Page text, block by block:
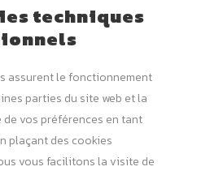
techniques
assurent le fonctionnement
parties du site web et la
de vos préférences en tant
plaçant des cookies
vous facilitons la visite de